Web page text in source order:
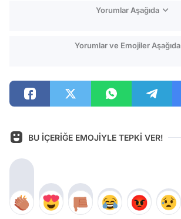
Yorumlar Aşağıda
Yorumlar ve Emojiler Aşağıda
BU İÇERİĞE EMOJİYLE TEPKİ VER!